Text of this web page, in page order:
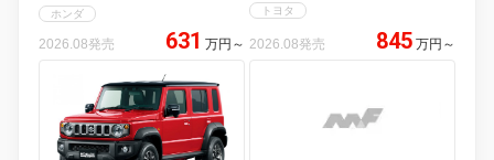
ホンダ
2026.08発売 631 万円 ～
トヨタ
2026.08発売 845 万円 ～